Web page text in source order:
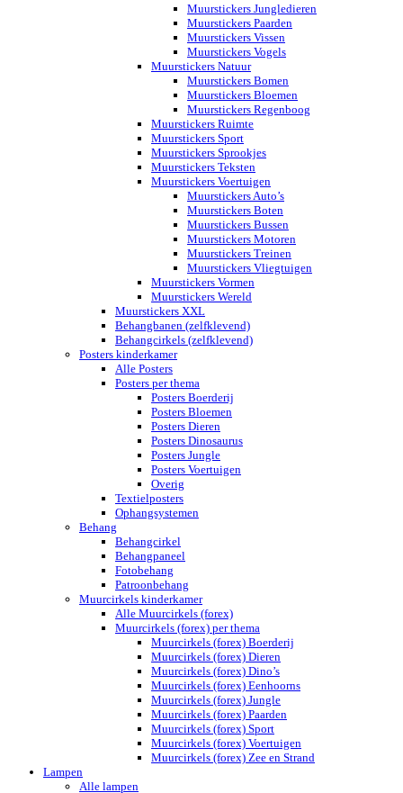
Muurstickers Jungledieren
Muurstickers Paarden
Muurstickers Vissen
Muurstickers Vogels
Muurstickers Natuur
Muurstickers Bomen
Muurstickers Bloemen
Muurstickers Regenboog
Muurstickers Ruimte
Muurstickers Sport
Muurstickers Sprookjes
Muurstickers Teksten
Muurstickers Voertuigen
Muurstickers Auto’s
Muurstickers Boten
Muurstickers Bussen
Muurstickers Motoren
Muurstickers Treinen
Muurstickers Vliegtuigen
Muurstickers Vormen
Muurstickers Wereld
Muurstickers XXL
Behangbanen (zelfklevend)
Behangcirkels (zelfklevend)
Posters kinderkamer
Alle Posters
Posters per thema
Posters Boerderij
Posters Bloemen
Posters Dieren
Posters Dinosaurus
Posters Jungle
Posters Voertuigen
Overig
Textielposters
Ophangsystemen
Behang
Behangcirkel
Behangpaneel
Fotobehang
Patroonbehang
Muurcirkels kinderkamer
Alle Muurcirkels (forex)
Muurcirkels (forex) per thema
Muurcirkels (forex) Boerderij
Muurcirkels (forex) Dieren
Muurcirkels (forex) Dino’s
Muurcirkels (forex) Eenhoorns
Muurcirkels (forex) Jungle
Muurcirkels (forex) Paarden
Muurcirkels (forex) Sport
Muurcirkels (forex) Voertuigen
Muurcirkels (forex) Zee en Strand
Lampen
Alle lampen